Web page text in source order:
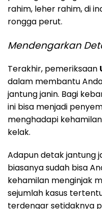
rahim, leher rahim, di
rongga perut.
Mendengarkan
Terakhir, pemeriksaan
dalam membantu
jantung janin. Bagi
ini bisa menjadi
menghadapi
kelak.
Adapun detak jantung
biasanya sudah bisa
kehamilan menginjak
sejumlah kasus
terdengar setidaknya